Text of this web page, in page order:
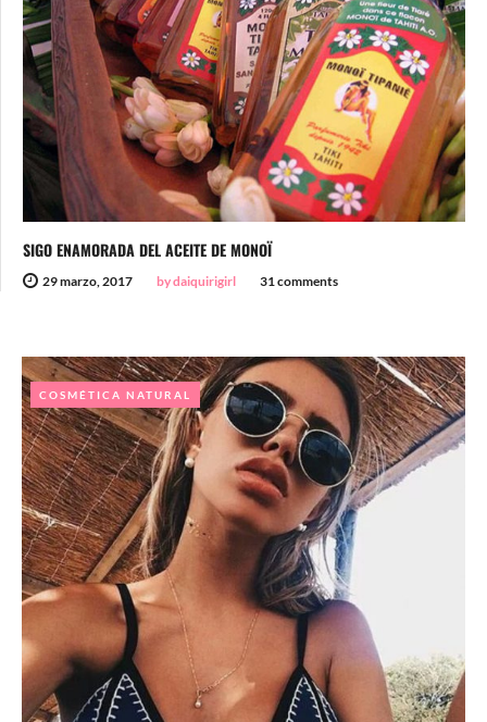
SIGO ENAMORADA DEL ACEITE DE MONOÏ
29 marzo, 2017 by daiquirigirl 31 comments
COSMÉTICA NATURAL